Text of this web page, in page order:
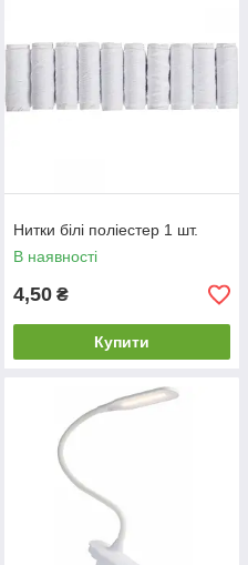
Нитки білі поліестер 1 шт.
В наявності
4,50 ₴
Купити